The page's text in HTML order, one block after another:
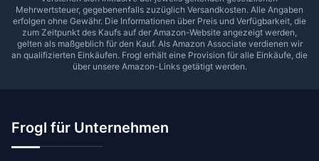
Mehrwertsteuer, gegebenenfalls zuzüglich Versandkosten. Alle Angaben
erfolgen ohne Gewähr. Die Informationen über Preis und Verfügbarkeit, die
zum Zeitpunkt des Kaufs auf der Amazon-Website angezeigt werden,
gelten als maßgeblich für den Kauf. Als Amazon Associate verdienen wir
an qualifizierten Einkäufen. Frogl erhält eine Provision für alle Einkäufe, die
über unsere Amazon-Links getätigt werden.
Frogl für Unternehmen